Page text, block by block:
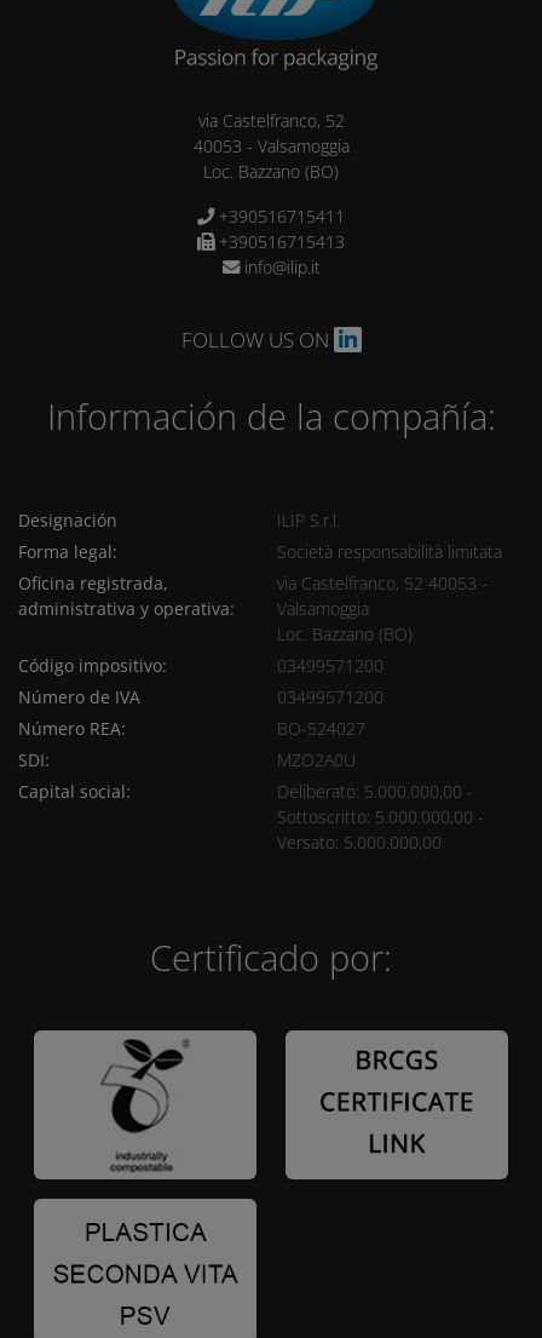
via Castelfranco, 52
40053 - Valsamoggia
Loc. Bazzano (BO)
+390516715411
+390516715413
info@ilip.it
FOLLOW US ON
Información de la compañía:
Designación
ILIP S.r.l.
Forma legal:
Società responsabilità limitata
Oficina registrada,
administrativa y operativa:
via Castelfranco, 52 40053 -
Valsamoggia
Loc. Bazzano (BO)
Código impositivo:
03499571200
Número de IVA
03499571200
Número REA:
BO-524027
SDI:
MZO2A0U
Capital social:
Deliberato: 5.000.000,00 -
Sottoscritto: 5.000.000,00 -
Versato: 5.000.000,00
Certificado por: